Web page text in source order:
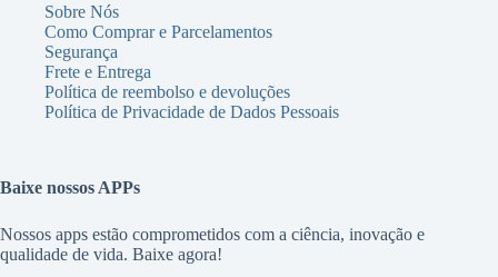
Sobre Nós
Como Comprar e Parcelamentos
Segurança
Frete e Entrega
Política de reembolso e devoluções
Política de Privacidade de Dados Pessoais
Baixe nossos APPs
Nossos apps estão comprometidos com a ciência, inovação e
qualidade de vida. Baixe agora!